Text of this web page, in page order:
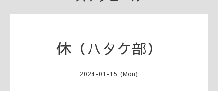
休（ハタケ部）
2024-01-15 (Mon)